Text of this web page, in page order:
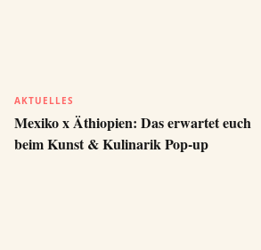
AKTUELLES
Mexiko x Äthiopien: Das erwartet euch
beim Kunst & Kulinarik Pop-up